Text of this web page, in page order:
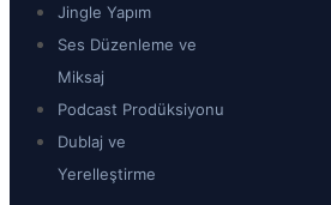
Jingle Yapım
Ses Düzenleme ve
Miksaj
Podcast Prodüksiyonu
Dublaj ve
Yerelleştirme